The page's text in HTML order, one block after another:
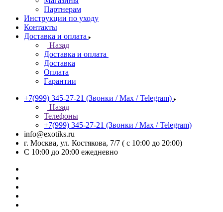
Партнерам
Инструкции по уходу
Контакты
Доставка и оплата
Назад
Доставка и оплата
Доставка
Оплата
Гарантии
+7(999) 345-27-21 (Звонки / Max / Telegram)
Назад
Телефоны
+7(999) 345-27-21 (Звонки / Max / Telegram)
info@exotiks.ru
г. Москва, ул. Костякова, 7/7 ( с 10:00 до 20:00)
С 10:00 до 20:00 ежедневно